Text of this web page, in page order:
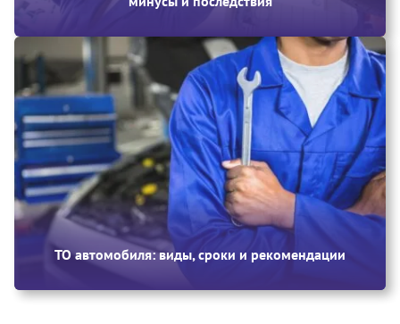
ТО автомобиля: виды, сроки и рекомендации